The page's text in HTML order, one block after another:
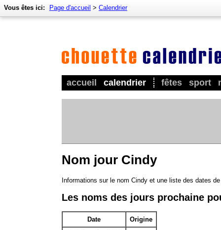
accueil calendrier fêtes sport
Vous êtes ici: Page d'accueil > Calendrier
Nom jour Cindy
Informations sur le nom Cindy et une liste des dates
Les noms des jours prochaine
Date Origine